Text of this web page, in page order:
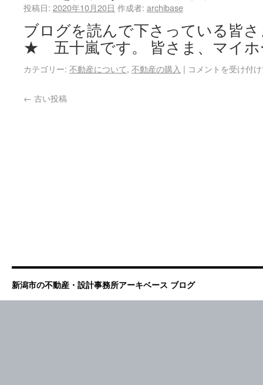
投稿日: 2020年10月20日 作成者: archibase
ブログを読んで下さっている皆
★ 五十嵐です。 皆さま、マイ
カテゴリー: 不動産について, 不動産の購入 | コメントを受け付
← 古い投稿
新潟市の不動産・設計事務所アーキベース ブログ